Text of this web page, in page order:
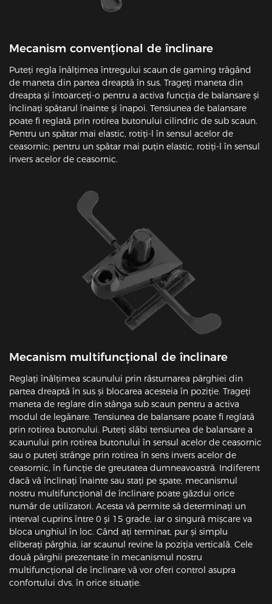
Mecanism convențional de înclinare
Puteți regla înălțimea întregului scaun de gaming trăgând
de maneta din partea dreaptă în sus. Trageți maneta din
dreapta și întoarceți-o pentru a activa funcția de balansare și
înclinați spătarul înainte și înapoi. Tensiunea de balansare
poate fi reglată prin rotirea butonului cilindric de sub scaun.
Pentru un spătar mai elastic, rotiți-l în sensul acelor de
ceasornic; pentru un spătar mai puțin elastic, rotiți-l în sensul
invers acelor de ceasornic.
Mecanism multifuncțional de înclinare
Reglați înălțimea scaunului prin răsturnarea pârghiei din
partea dreaptă în sus și blocarea acesteia în poziție. Trageți
maneta de reglare din stânga sub scaun pentru a activa
modul de legănare. Tensiunea de balansare poate fi reglată
prin rotirea butonului. Puteți slăbi tensiunea de balansare a
scaunului prin rotirea butonului în sensul acelor de ceasornic
sau o puteți strânge prin rotirea în sens invers acelor de
ceasornic, în funcție de greutatea dumneavoastră. Indiferent
dacă vă înclinați înainte sau stați pe spate, mecanismul
nostru multifuncțional de înclinare poate găzdui orice
număr de utilizatori. Acesta vă permite să determinați un
interval cuprins între 0 și 15 grade, iar o singură mișcare va
bloca unghiul în loc. Când ați terminat, pur și simplu
eliberați pârghia, iar scaunul revine la poziția verticală. Cele
două pârghii prezentate în mecanismul nostru
multifuncțional de înclinare vă vor oferi control asupra
confortului dvs. în orice situație.